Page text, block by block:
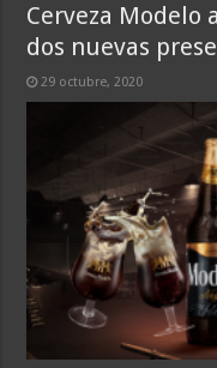
Cerveza Modelo
dos nuevas
29 octubre, 2020